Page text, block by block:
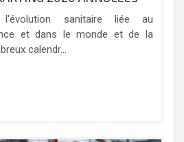
l'évolution sanitaire liée au
et dans le monde et de la
calendr...